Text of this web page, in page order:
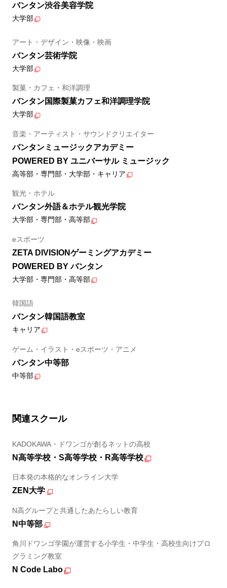
バンタン渋谷美容学院
大学部
アート・デザイン・映像・映画
バンタン芸術学院
大学部
製菓・カフェ・和洋調理
バンタン国際製菓カフェ和洋調理学院
大学部
音楽・アーティスト・サウンドクリエイター
バンタンミュージックアカデミー
POWERED BY ユニバーサル ミュージック
高等部・専門部・大学部・キャリア
観光・ホテル
バンタン外語＆ホテル観光学院
大学部・専門部・高等部
eスポーツ
ZETA DIVISIONゲーミングアカデミー
POWERED BY バンタン
大学部・専門部・高等部
韓国語
バンタン韓国語教室
キャリア
ゲーム・イラスト・eスポーツ・アニメ
バンタン中等部
中等部
関連スクール
KADOKAWA・ドワンゴが創るネットの高校
N高等学校・S高等学校・R高等学校
日本発の本格的なオンライン大学
ZEN大学
N高グループと共通したあたらしい教育
N中等部
角川ドワンゴ学園が運営する小学生・中学生・高校生向けプロ
グラミング教室
N Code Labo